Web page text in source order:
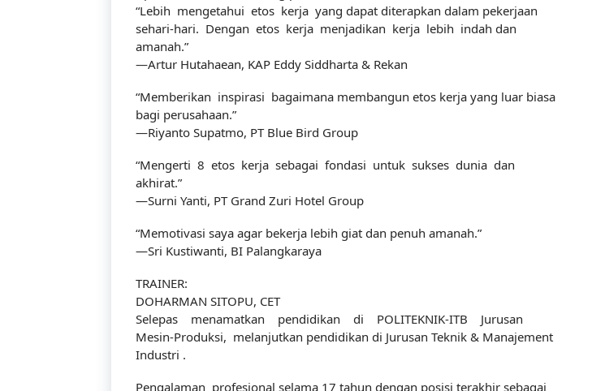
“Lebih mengetahui etos kerja yang dapat diterapkan dalam pekerjaan
sehari-hari. Dengan etos kerja menjadikan kerja lebih indah dan
amanah.”
—Artur Hutahaean, KAP Eddy Siddharta & Rekan
“Memberikan inspirasi bagaimana membangun etos kerja yang luar biasa
bagi perusahaan.”
—Riyanto Supatmo, PT Blue Bird Group
“Mengerti 8 etos kerja sebagai fondasi untuk sukses dunia dan
akhirat.”
—Surni Yanti, PT Grand Zuri Hotel Group
“Memotivasi saya agar bekerja lebih giat dan penuh amanah.”
—Sri Kustiwanti, BI Palangkaraya
TRAINER:
DOHARMAN SITOPU, CET
Selepas menamatkan pendidikan di POLITEKNIK-ITB Jurusan
Mesin-Produksi, melanjutkan pendidikan di Jurusan Teknik & Manajement
Industri .
Pengalaman profesional selama 17 tahun dengan posisi terakhir sebagai
dalam meningkatkan kompetensi sumber daya manusianya.